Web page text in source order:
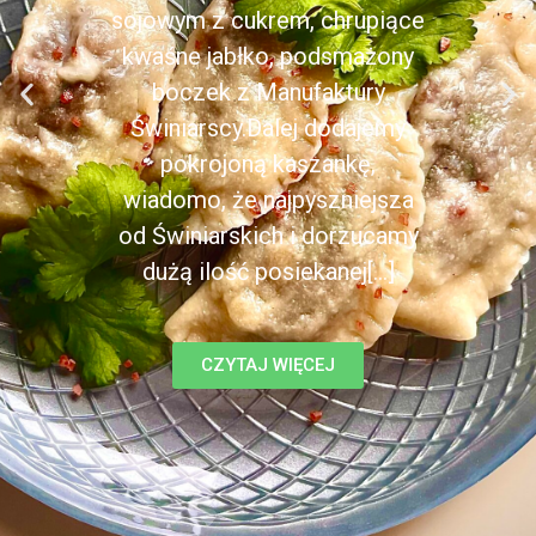
sojowym z cukrem, chrupiące
kwaśne jabłko, podsmażony
boczek z Manufaktury
Świniarscy.Dalej dodajemy
pokrojoną kaszankę,
wiadomo, że najpyszniejsza
od Świniarskich i dorzucamy
dużą ilość posiekanej[...]
CZYTAJ WIĘCEJ